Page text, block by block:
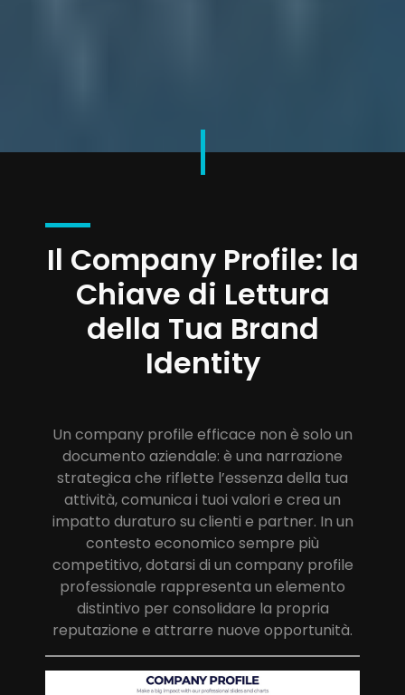
Il Company Profile: la
Chiave di Lettura
della Tua Brand
Identity
Un company profile efficace non è solo un
documento aziendale: è una narrazione
strategica che riflette l’essenza della tua
attività, comunica i tuoi valori e crea un
impatto duraturo su clienti e partner. In un
contesto economico sempre più
competitivo, dotarsi di un company profile
professionale rappresenta un elemento
distintivo per consolidare la propria
reputazione e attrarre nuove opportunità.